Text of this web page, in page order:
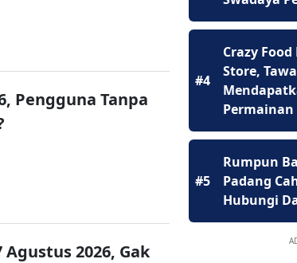
Pengguna Tanpa
2026, Gak
#4
Crazy
Store,
Permainan
#5
Rumpun
Padang
Hubungi